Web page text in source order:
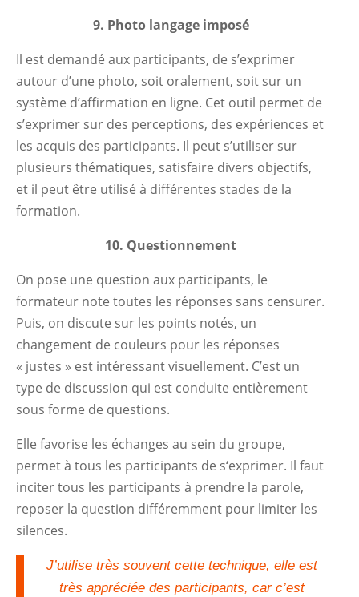
9. Photo langage imposé
Il est demandé aux participants, de s’exprimer
autour d’une photo, soit oralement, soit sur un
système d’affirmation en ligne. Cet outil permet de
s’exprimer sur des perceptions, des expériences et
les acquis des participants. Il peut s’utiliser sur
plusieurs thématiques, satisfaire divers objectifs,
et il peut être utilisé à différentes stades de la
formation.
10. Questionnement
On pose une question aux participants, le
formateur note toutes les réponses sans censurer.
Puis, on discute sur les points notés, un
changement de couleurs pour les réponses
« justes » est intéressant visuellement. C’est un
type de discussion qui est conduite entièrement
sous forme de questions.
Elle favorise les échanges au sein du groupe,
permet à tous les participants de s‘exprimer. Il faut
inciter tous les participants à prendre la parole,
reposer la question différemment pour limiter les
silences.
J’utilise très souvent cette technique, elle est
très appréciée des participants, car c’est